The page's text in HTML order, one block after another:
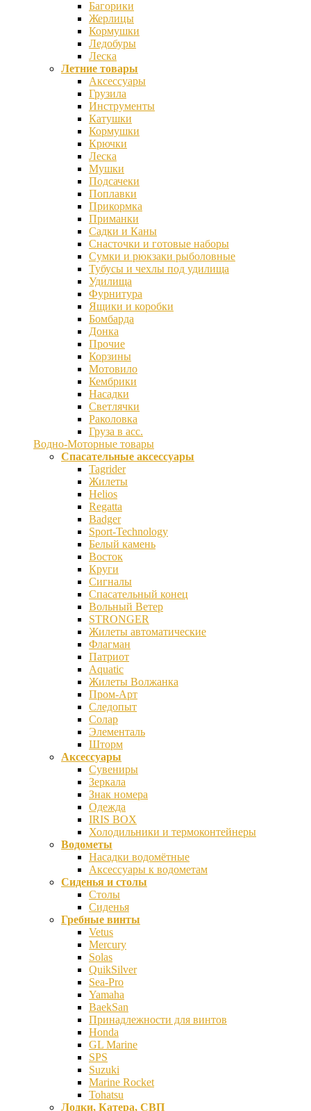
Багорики
Жерлицы
Кормушки
Ледобуры
Леска
Летние товары
Аксессуары
Грузила
Инструменты
Катушки
Кормушки
Крючки
Леска
Мушки
Подсачеки
Поплавки
Прикормка
Приманки
Садки и Каны
Снасточки и готовые наборы
Сумки и рюкзаки рыболовные
Тубусы и чехлы под удилища
Удилища
Фурнитура
Ящики и коробки
Бомбарда
Донка
Прочие
Корзины
Мотовило
Кембрики
Насадки
Светлячки
Раколовка
Груза в асс.
Водно-Моторные товары
Спасательные аксессуары
Tagrider
Жилеты
Helios
Regatta
Badger
Sport-Technology
Белый камень
Восток
Круги
Сигналы
Спасательный конец
Вольный Ветер
STRONGER
Жилеты автоматические
Флагман
Патриот
Aquatic
Жилеты Волжанка
Пром-Арт
Следопыт
Солар
Элементаль
Шторм
Аксессуары
Сувениры
Зеркала
Знак номера
Одежда
IRIS BOX
Холодильники и термоконтейнеры
Водометы
Насадки водомётные
Аксессуары к водометам
Сиденья и столы
Столы
Сиденья
Гребные винты
Vetus
Mercury
Solas
QuikSilver
Sea-Pro
Yamaha
BaekSan
Принадлежности для винтов
Honda
GL Marine
SPS
Suzuki
Marine Rocket
Tohatsu
Лодки, Катера, СВП